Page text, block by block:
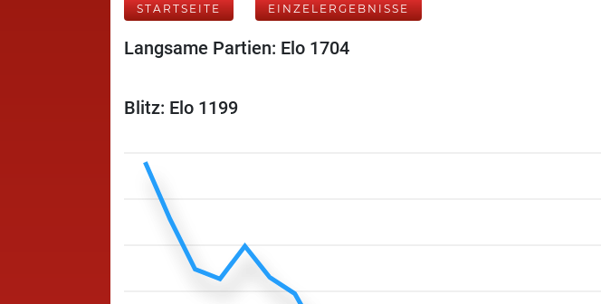
STARTSEITE EINZELERGEBNISSE
Langsame Partien: Elo 1704
Blitz: Elo 1199